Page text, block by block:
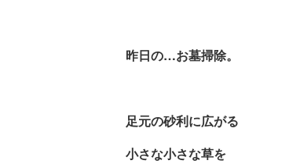
昨日の…お墓掃除。
足元の砂利に広がる
小さな小さな草を